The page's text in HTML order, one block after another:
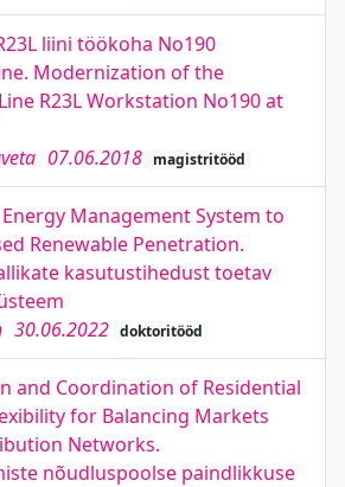
liini töökoha No190
Modernization of the
R23L Workstation No190 at
07.06.2018 magistritööd
Management System to
Renewable Penetration.
kasutustihedust toetav
30.06.2022 doktoritööd
and Coordination of Residential
for Balancing Markets
Networks.
nõudluspoolse paindlikkuse